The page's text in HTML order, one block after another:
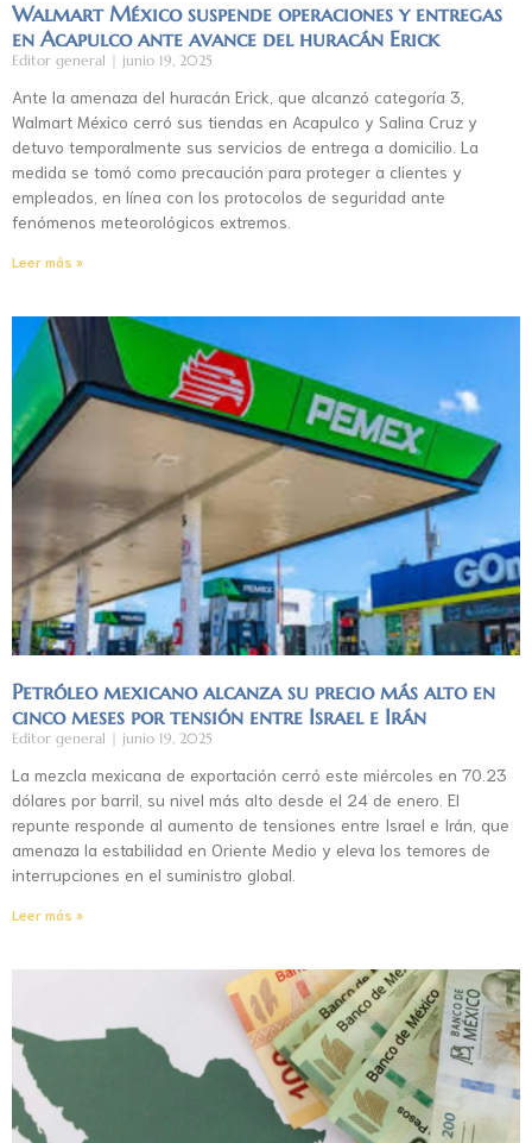
Walmart México suspende operaciones y entregas
en Acapulco ante avance del huracán Erick
Editor general junio 19, 2025
Ante la amenaza del huracán Erick, que alcanzó categoría 3,
Walmart México cerró sus tiendas en Acapulco y Salina Cruz y
detuvo temporalmente sus servicios de entrega a domicilio. La
medida se tomó como precaución para proteger a clientes y
empleados, en línea con los protocolos de seguridad ante
fenómenos meteorológicos extremos.
Leer más »
Petróleo mexicano alcanza su precio más alto en
cinco meses por tensión entre Israel e Irán
Editor general junio 19, 2025
La mezcla mexicana de exportación cerró este miércoles en 70.23
dólares por barril, su nivel más alto desde el 24 de enero. El
repunte responde al aumento de tensiones entre Israel e Irán, que
amenaza la estabilidad en Oriente Medio y eleva los temores de
interrupciones en el suministro global.
Leer más »